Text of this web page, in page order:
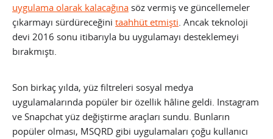
uygulama olarak kalacağına söz vermiş ve güncellemeler
çıkarmayı sürdüreceğini taahhüt etmişti. Ancak teknoloji
devi 2016 sonu itibarıyla bu uygulamayı desteklemeyi
bırakmıştı.
Son birkaç yılda, yüz filtreleri sosyal medya
uygulamalarında popüler bir özellik hâline geldi. Instagram
ve Snapchat yüz değiştirme araçları sundu. Bunların
popüler olması, MSQRD gibi uygulamaları çoğu kullanıcı